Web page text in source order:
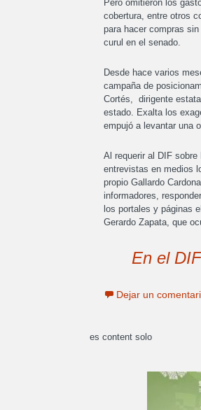
Pero omitieron los
cobertura, entre otros
para hacer compras
curul en el senado.
Desde hace varios
campaña de
Cortés, dirigente
estado. Exalta los
empujó a levantar una
Al requerir al DIF
entrevistas en medios
propio Gallardo
informadores,
los portales y páginas
Gerardo Zapata, que
En el
Dejar un
es content solo